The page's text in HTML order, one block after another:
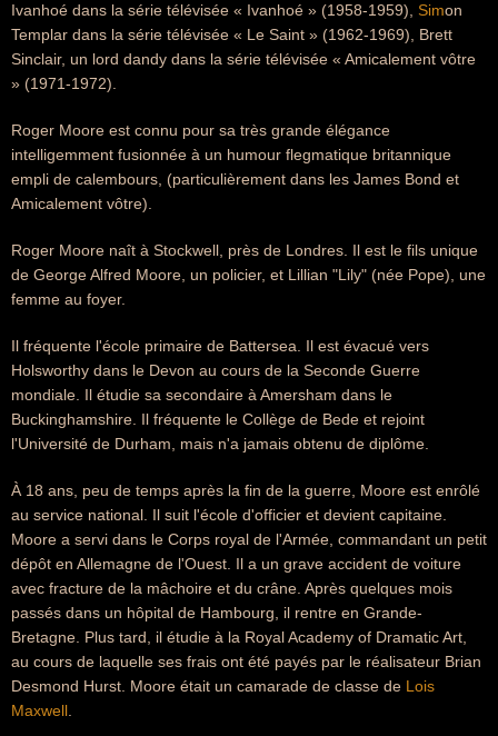
Ivanhoé dans la série télévisée « Ivanhoé » (1958-1959), Simon
Templar dans la série télévisée « Le Saint » (1962-1969), Brett
Sinclair, un lord dandy dans la série télévisée « Amicalement vôtre
» (1971-1972).
Roger Moore est connu pour sa très grande élégance
intelligemment fusionnée à un humour flegmatique britannique
empli de calembours, (particulièrement dans les James Bond et
Amicalement vôtre).
Roger Moore naît à Stockwell, près de Londres. Il est le fils unique
de George Alfred Moore, un policier, et Lillian "Lily" (née Pope), une
femme au foyer.
Il fréquente l'école primaire de Battersea. Il est évacué vers
Holsworthy dans le Devon au cours de la Seconde Guerre
mondiale. Il étudie sa secondaire à Amersham dans le
Buckinghamshire. Il fréquente le Collège de Bede et rejoint
l'Université de Durham, mais n'a jamais obtenu de diplôme.
À 18 ans, peu de temps après la fin de la guerre, Moore est enrôlé
au service national. Il suit l'école d'officier et devient capitaine.
Moore a servi dans le Corps royal de l'Armée, commandant un petit
dépôt en Allemagne de l'Ouest. Il a un grave accident de voiture
avec fracture de la mâchoire et du crâne. Après quelques mois
passés dans un hôpital de Hambourg, il rentre en Grande-
Bretagne. Plus tard, il étudie à la Royal Academy of Dramatic Art,
au cours de laquelle ses frais ont été payés par le réalisateur Brian
Desmond Hurst. Moore était un camarade de classe de Lois
Maxwell